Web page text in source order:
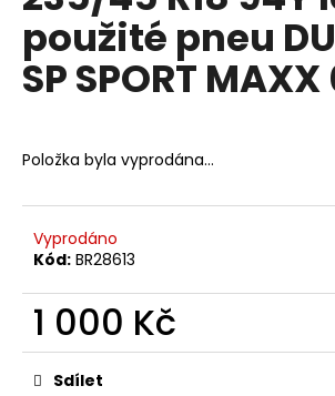
5
hvězdiček.
použité pneu
SP SPORT
Položka byla vyprodána…
Vyprodáno
Kód: BR28613
1 000 Kč
Měrná
cena:Sdílet
a
j
í
D
o